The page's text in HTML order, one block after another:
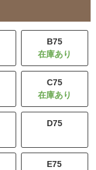
B75
C75
D75
E75